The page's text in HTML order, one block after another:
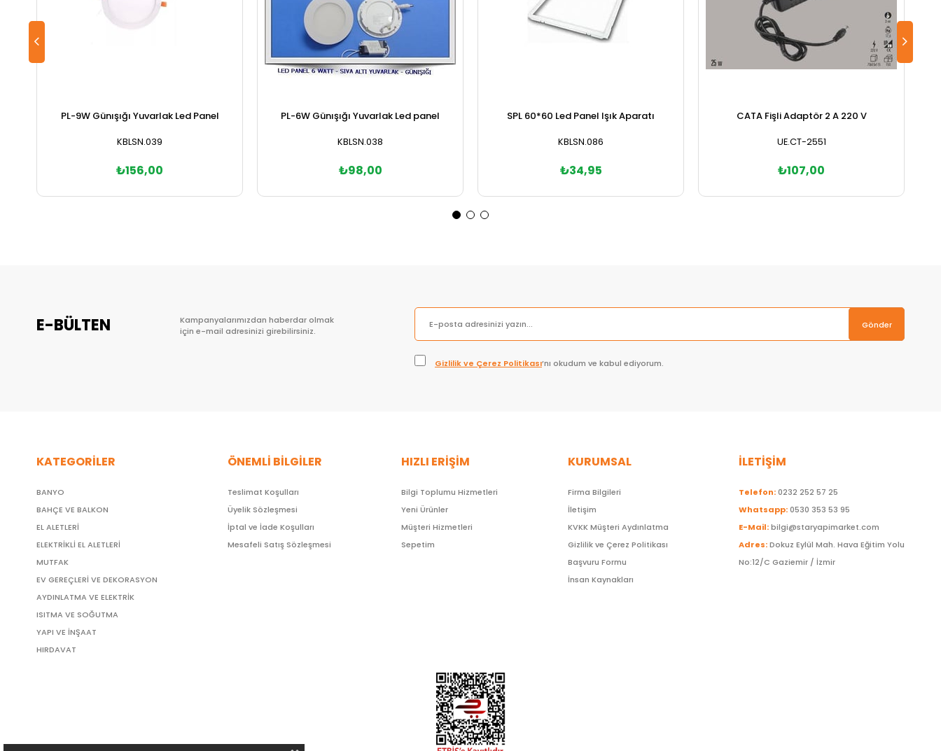
PL-9W Günışığı Yuvarlak Led Panel
KBLSN.039
₺156,00
PL-6W Günışığı Yuvarlak Led panel
KBLSN.038
₺98,00
SPL 60*60 Led Panel Işık Aparatı
KBLSN.086
₺34,95
CATA Fişli Adaptör 2 A 220 V
UE.CT-2551
₺107,00
E-BÜLTEN
Kampanyalarımızdan haberdar olmak
için e-mail adresinizi girebilirsiniz.
Gönder
Gizlilik ve Çerez Politikası’nı okudum ve kabul ediyorum.
KATEGORİLER
BANYO
BAHÇE VE BALKON
EL ALETLERİ
ELEKTRİKLİ EL ALETLERİ
MUTFAK
EV GEREÇLERİ VE DEKORASYON
AYDINLATMA VE ELEKTRİK
ISITMA VE SOĞUTMA
YAPI VE İNŞAAT
HIRDAVAT
ÖNEMLİ BİLGİLER
Teslimat Koşulları
Üyelik Sözleşmesi
İptal ve İade Koşulları
Mesafeli Satış Sözleşmesi
HIZLI ERİŞİM
Bilgi Toplumu Hizmetleri
Yeni Ürünler
Müşteri Hizmetleri
Sepetim
KURUMSAL
Firma Bilgileri
İletişim
KVKK Müşteri Aydınlatma
Gizlilik ve Çerez Politikası
Başvuru Formu
İnsan Kaynakları
İLETİŞİM
Telefon:0232 252 57 25
Whatsapp:0530 353 53 95
E-Mail:bilgi@staryapimarket.com
Adres:Dokuz Eylül Mah. Hava Eğitim Yolu
No:12/C Gaziemir / İzmir